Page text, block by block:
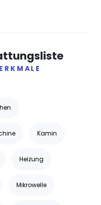
Kamin
Heizung
Mikrowelle